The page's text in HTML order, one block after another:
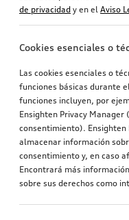
de privacidad y en el Aviso
Cookies esenciales o
Las cookies esenciales o
funciones básicas durante
funciones incluyen, por
Ensighten Privacy
consentimiento). Ensighten
almacenar información
consentimiento y, en caso
Encontrará más
sobre sus derechos como